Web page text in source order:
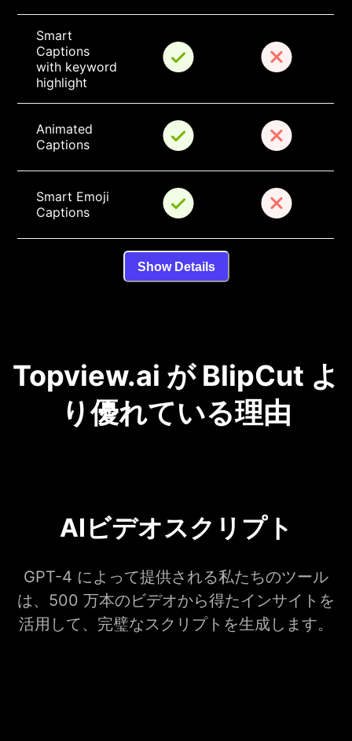
Smart
Captions
with keyword
highlight
Animated
Captions
Smart Emoji
Captions
Show Details
Topview.ai が BlipCut よ
り優れている理由
AIビデオスクリプト
GPT-4 によって提供される私たちのツール
は、500 万本のビデオから得たインサイトを
活用して、完璧なスクリプトを生成します。